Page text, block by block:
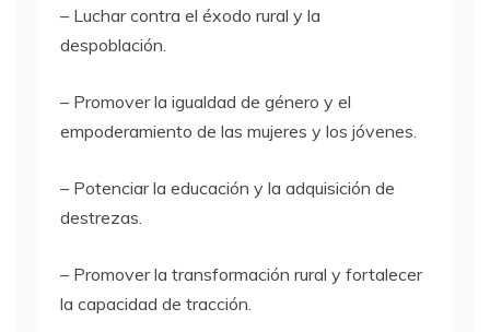
– Luchar contra el éxodo rural y la
despoblación.
– Promover la igualdad de género y el
empoderamiento de las mujeres y los jóvenes.
– Potenciar la educación y la adquisición de
destrezas.
– Promover la transformación rural y fortalecer
la capacidad de tracción.